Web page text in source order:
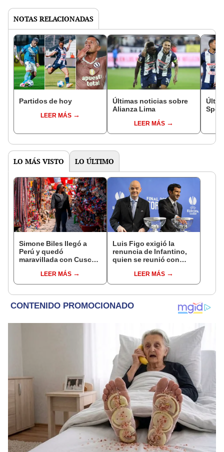
NOTAS RELACIONADAS
Partidos de hoy
LEER MÁS
Últimas noticias sobre
Alianza Lima
LEER MÁS
LO MÁS VISTO LO ÚLTIMO
Simone Biles llegó a
Perú y quedó
maravillada con Cusco:
lo hermoso que es este
país"
LEER MÁS
Luis Figo exigió la
renuncia de Infantino,
quien se reunió con
en Marruecos
LEER MÁS